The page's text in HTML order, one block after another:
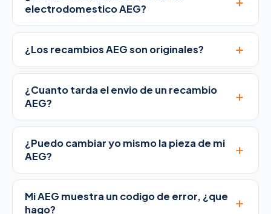
electrodomestico AEG?
¿Los recambios AEG son originales? +
¿Cuanto tarda el envio de un recambio
AEG?
+
¿Puedo cambiar yo mismo la pieza de mi
AEG?
+
Mi AEG muestra un codigo de error, ¿que
hago?
+